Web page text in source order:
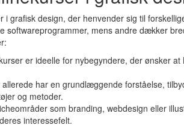
grafisk design, der henvender sig til
softwareprogrammer, mens andre dækker
er ideelle for nybegyndere, der ønsker
har en grundlæggende forståelse,
og metoder.
som branding, webdesign eller
interessefelt.